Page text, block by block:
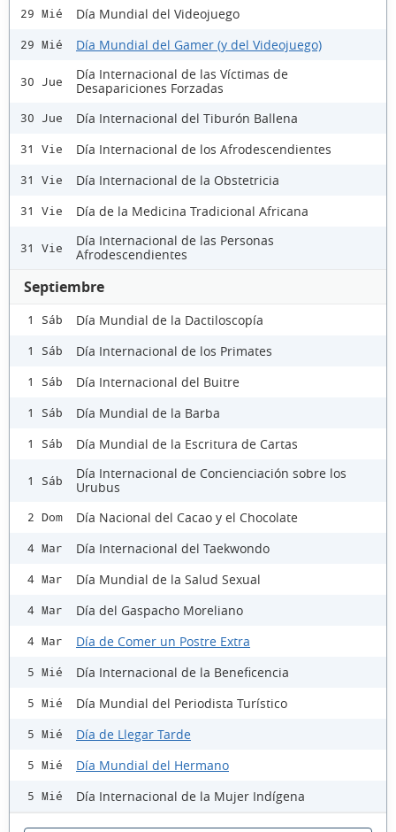
29 Mié Día Mundial del Videojuego
29 Mié Día Mundial del Gamer (y del Videojuego)
30 Jue
Día Internacional de las Víctimas de
Desapariciones Forzadas
30 Jue Día Internacional del Tiburón Ballena
31 Vie Día Internacional de los Afrodescendientes
31 Vie Día Internacional de la Obstetricia
31 Vie Día de la Medicina Tradicional Africana
31 Vie
Día Internacional de las Personas
Afrodescendientes
Septiembre
1 Sáb Día Mundial de la Dactiloscopía
1 Sáb Día Internacional de los Primates
1 Sáb Día Internacional del Buitre
1 Sáb Día Mundial de la Barba
1 Sáb Día Mundial de la Escritura de Cartas
1 Sáb
Día Internacional de Concienciación sobre los
Urubus
2 Dom Día Nacional del Cacao y el Chocolate
4 Mar Día Internacional del Taekwondo
4 Mar Día Mundial de la Salud Sexual
4 Mar Día del Gaspacho Moreliano
4 Mar Día de Comer un Postre Extra
5 Mié Día Internacional de la Beneficencia
5 Mié Día Mundial del Periodista Turístico
5 Mié Día de Llegar Tarde
5 Mié Día Mundial del Hermano
5 Mié Día Internacional de la Mujer Indígena